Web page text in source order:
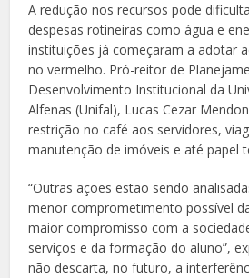
A redução nos recursos pode
despesas rotineiras como água e
instituições já começaram a adotar
no vermelho. Pró-reitor de
Desenvolvimento Institucional da
Alfenas (Unifal), Lucas Cezar
restrição no café aos servidores,
manutenção de imóveis e até papel
“Outras ações estão sendo
menor comprometimento possível
maior compromisso com a
serviços e da formação do aluno”,
não descarta, no futuro, a